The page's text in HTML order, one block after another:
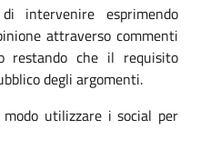
intervenire esprimendo
attraverso commenti
restando che il requisito
degli argomenti.
utilizzare i social per